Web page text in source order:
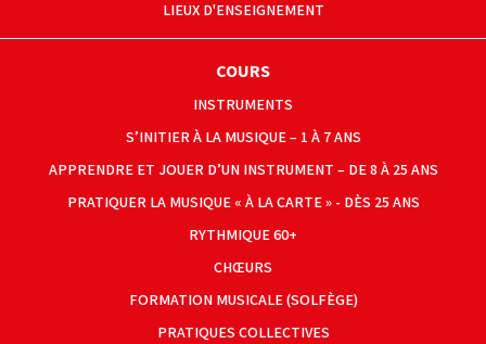
LIEUX D'ENSEIGNEMENT
COURS
INSTRUMENTS
S’INITIER À LA MUSIQUE – 1 À 7 ANS
APPRENDRE ET JOUER D’UN INSTRUMENT – DE 8 À 25 ANS
PRATIQUER LA MUSIQUE « À LA CARTE » - DÈS 25 ANS
RYTHMIQUE 60+
CHŒURS
FORMATION MUSICALE (SOLFÈGE)
PRATIQUES COLLECTIVES